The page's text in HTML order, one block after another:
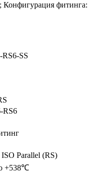
фитинга:
SS
RS6
Parallel (RS)
+538℃